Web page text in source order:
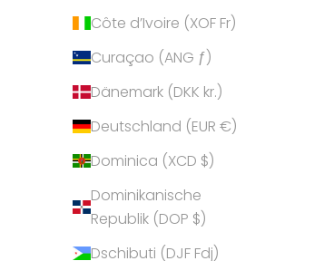
Côte d’Ivoire (XOF Fr)
Curaçao (ANG ƒ)
Dänemark (DKK kr.)
Deutschland (EUR €)
Dominica (XCD $)
Dominikanische
Republik (DOP $)
Dschibuti (DJF Fdj)